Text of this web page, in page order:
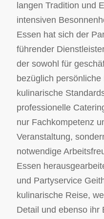
langen Tradition und
intensiven
Essen hat sich der
führender
der sowohl für
bezüglich
kulinarische
professionelle
nur Fachkompetenz
Veranstaltung,
notwendige
Essen
und Partyservice
kulinarische Reise,
Detail und ebenso ihr